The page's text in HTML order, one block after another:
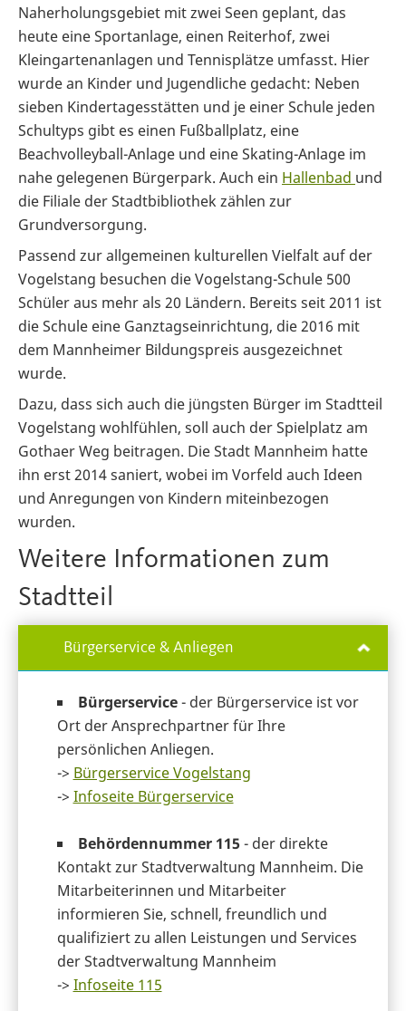
Naherholungsgebiet mit zwei Seen geplant, das
heute eine Sportanlage, einen Reiterhof, zwei
Kleingartenanlagen und Tennisplätze umfasst. Hier
wurde an Kinder und Jugendliche gedacht: Neben
sieben Kindertagesstätten und je einer Schule jeden
Schultyps gibt es einen Fußballplatz, eine
Beachvolleyball-Anlage und eine Skating-Anlage im
nahe gelegenen Bürgerpark. Auch ein Hallenbad und
die Filiale der Stadtbibliothek zählen zur
Grundversorgung.
Passend zur allgemeinen kulturellen Vielfalt auf der
Vogelstang besuchen die Vogelstang-Schule 500
Schüler aus mehr als 20 Ländern. Bereits seit 2011 ist
die Schule eine Ganztagseinrichtung, die 2016 mit
dem Mannheimer Bildungspreis ausgezeichnet
wurde.
Dazu, dass sich auch die jüngsten Bürger im Stadtteil
Vogelstang wohlfühlen, soll auch der Spielplatz am
Gothaer Weg beitragen. Die Stadt Mannheim hatte
ihn erst 2014 saniert, wobei im Vorfeld auch Ideen
und Anregungen von Kindern miteinbezogen
wurden.
Weitere Informationen zum
Stadtteil
Bürgerservice & Anliegen
Bürgerservice- der Bürgerservice ist vor
Ort der Ansprechpartner für Ihre
persönlichen Anliegen.
-> Bürgerservice Vogelstang
-> Infoseite Bürgerservice
Behördennummer 115 - der direkte
Kontakt zur Stadtverwaltung Mannheim. Die
Mitarbeiterinnen und Mitarbeiter
informieren Sie, schnell, freundlich und
qualifiziert zu allen Leistungen und Services
der Stadtverwaltung Mannheim
-> Infoseite 115